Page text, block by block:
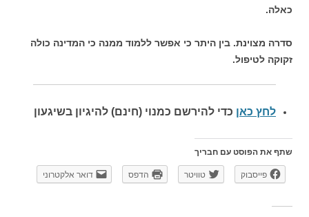
כאלה.
סדרה מצוינת. בין היתר כי אפשר ללמוד ממנה כי המדינה כולה
זקוקה לטיפול.
לחץ כאן כדי להירשם כמנוי (חינם) להיגיון בשיגעון
שתף את הפוסט עם חבריך
פייסבוק טוויטר הדפס דואר אלקטרוני